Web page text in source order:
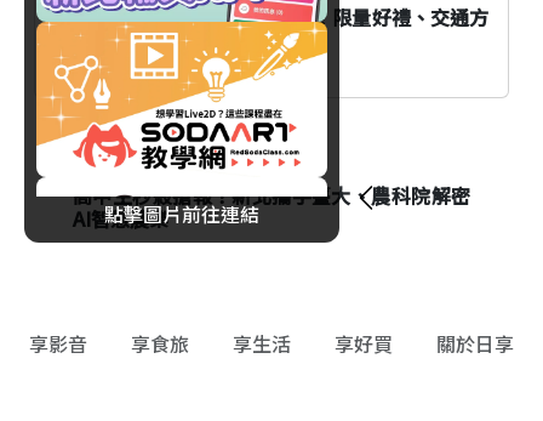
「2026當大人高校祭」在新北！限量好禮、交通方
式與演出時間全攻略一次看
生活
高中生秒殺搶報！新北攜手臺大、農科院解密
AI智慧農業
點擊圖片前往連結
享影音 享食旅 享生活 享好買 關於日享